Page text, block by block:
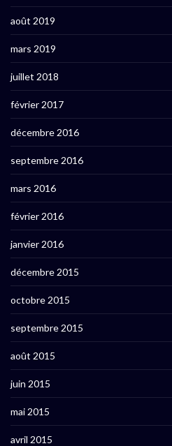
août 2019
mars 2019
juillet 2018
février 2017
décembre 2016
septembre 2016
mars 2016
février 2016
janvier 2016
décembre 2015
octobre 2015
septembre 2015
août 2015
juin 2015
mai 2015
avril 2015